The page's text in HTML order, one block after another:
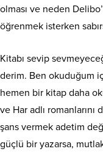
olması ve neden
öğrenmek isterken
Kitabı sevip
derim. Ben okuduğum
hemen bir kitap daha
ve Har adlı
şans vermek adetim
güçlü bir yazarsa,